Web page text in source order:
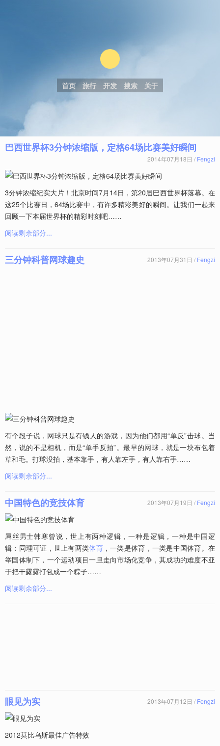
首页 旅行 开发 搜索 关于
巴西世界杯3分钟浓缩版，定格64场比赛美好瞬间
2014年07月18日 / Fengzi
3分钟浓缩纪实大片！北京时间7月14日，第20届巴西世界杯落幕。在
这25个比赛日，64场比赛中，有许多精彩美好的瞬间。让我们一起来
回顾一下本届世界杯的精彩时刻吧……
阅读剩余部分...
三分钟科普网球趣史 2013年07月31日 / Fengzi
有个段子说，网球只是有钱人的游戏，因为他们都用“单反”击球。当
然，说的不是相机，而是“单手反拍”。最早的网球，就是一块布包着
草和毛。打球没拍，基本靠手，有人靠左手，有人靠右手……
阅读剩余部分...
中国特色的竞技体育 2013年07月19日 / Fengzi
屌丝男士韩寒曾说，世上有两种逻辑，一种是逻辑，一种是中国逻
辑；同理可证，世上有两类体育，一类是体育，一类是中国体育。在
举国体制下，一个运动项目一旦走向市场化竞争，其成功的难度不亚
于把干露露打包成一个粽子……
阅读剩余部分...
眼见为实 2013年07月12日 / Fengzi
2012莫比乌斯最佳广告特效